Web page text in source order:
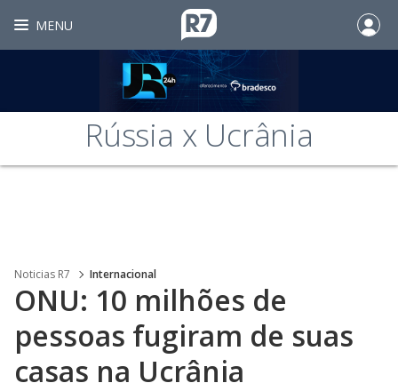
MENU
Rússia x Ucrânia
Noticias R7 Internacional
ONU: 10 milhões de
pessoas fugiram de suas
casas na Ucrânia